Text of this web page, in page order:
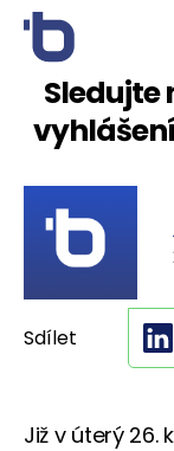
Sledujte
Sdílet
Již v úterý 26.